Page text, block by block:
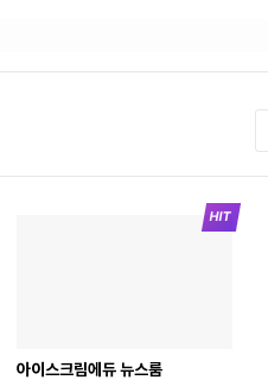
아이스크림에듀 뉴스룸